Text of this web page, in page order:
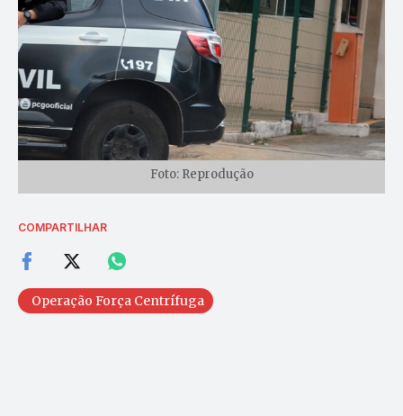
Foto: Reprodução
COMPARTILHAR
Operação Força Centrífuga